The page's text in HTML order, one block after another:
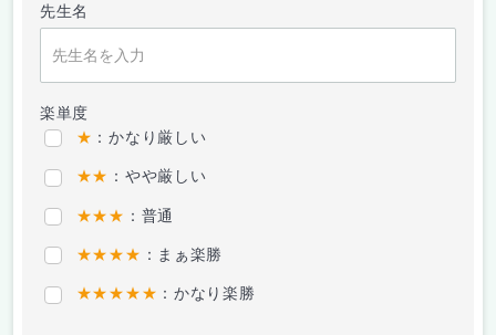
先生名
楽単度
★ ：かなり厳しい
★★ ：やや厳しい
★★★ ：普通
★★★★ ：まぁ楽勝
★★★★★ ：かなり楽勝